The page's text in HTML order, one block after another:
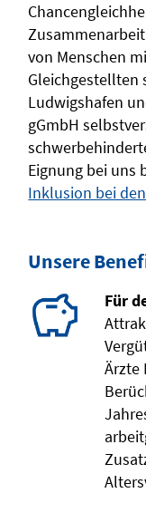
von Menschen
Gleichgestellten
Ludwigshafen
gGmbH
Eignung bei uns
Inklusion bei
Unsere
Für
Ärzte